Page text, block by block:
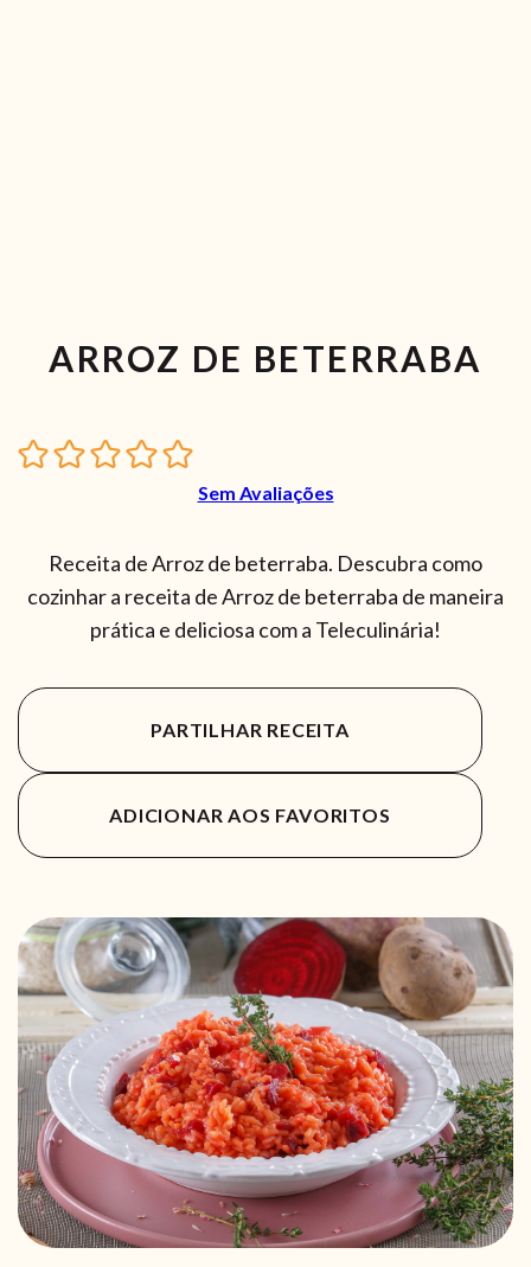
ARROZ DE BETERRABA
Sem Avaliações
Receita de Arroz de beterraba. Descubra como
cozinhar a receita de Arroz de beterraba de maneira
prática e deliciosa com a Teleculinária!
PARTILHAR RECEITA
ADICIONAR AOS FAVORITOS